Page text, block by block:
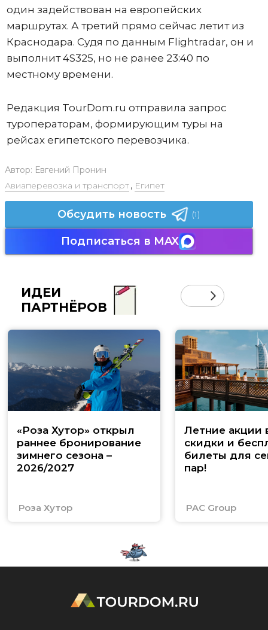
один задействован на европейских
маршрутах. А третий прямо сейчас летит из
Краснодара. Судя по данным Flightradar, он и
выполнит 4S325, но не ранее 23:40 по
местному времени.
Редакция TourDom.ru отправила запрос
туроператорам, формирующим туры на
рейсах египетского перевозчика.
Автор: Евгений Пронин
Авиаперевозка и транспорт, Египет
Обсудить новость (1)
Подписаться в MAX
ИДЕИ
ПАРТНЁРОВ
«Роза Хутор» открыл
раннее бронирование
зимнего сезона –
2026/2027
Роза Хутор
Летние акции
скидки и
билеты для
пар!
PAC Group